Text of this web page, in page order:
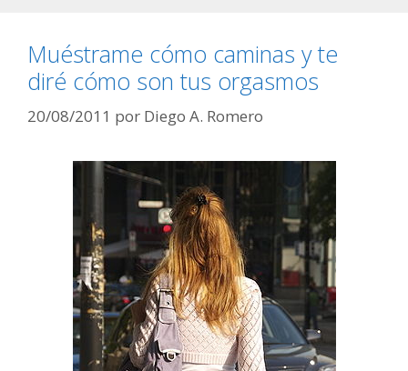
Muéstrame cómo caminas y te
diré cómo son tus orgasmos
20/08/2011 por Diego A. Romero